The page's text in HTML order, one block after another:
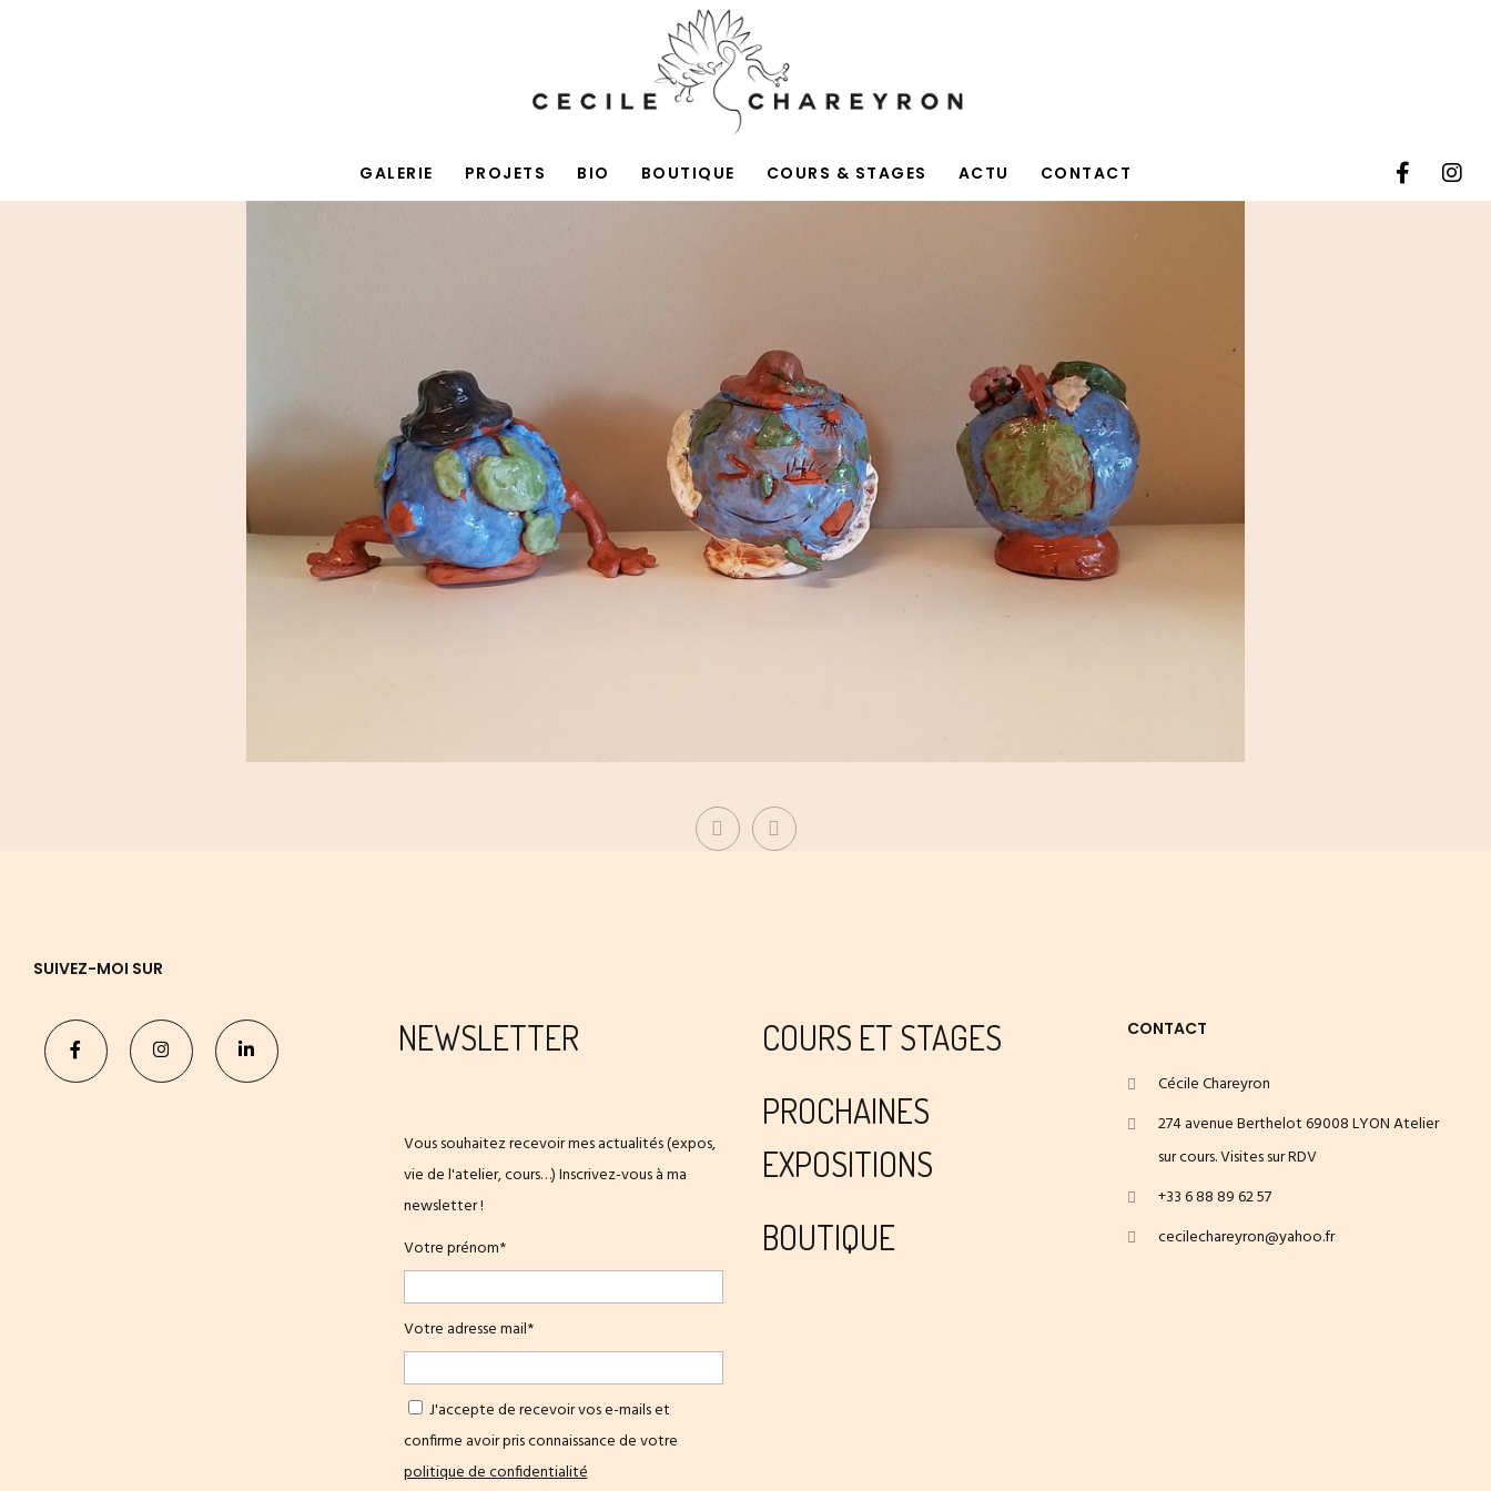
GALERIE PROJETS BIO BOUTIQUE COURS & STAGES ACTU CONTACT
SUIVEZ-MOI SUR
NEWSLETTER
Vous souhaitez recevoir mes actualités (expos,
vie de l'atelier, cours…) Inscrivez-vous à ma
newsletter !
Votre prénom*
Votre adresse mail*
J'accepte de recevoir vos e-mails et
confirme avoir pris connaissance de votre
politique de confidentialité
COURS ET STAGES
PROCHAINES
EXPOSITIONS
BOUTIQUE
CONTACT
Cécile Chareyron
274 avenue Berthelot 69008 LYON Atelier
sur cours. Visites sur RDV
+33 6 88 89 62 57
cecilechareyron@yahoo.fr